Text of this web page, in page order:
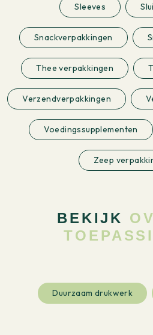
Sleeves
Snackverpakkingen
Thee verpakkingen
Verzendverpakkingen
Voedingssupplementen
Zeep
BEKIJK
Duurzaam drukwerk